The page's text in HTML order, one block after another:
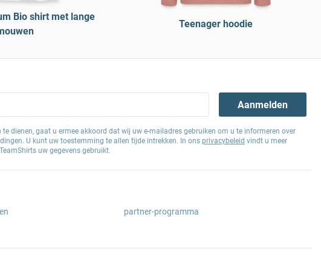
Bio shirt met lange
Teenager hoodie
Aanmelden
te dienen, gaat u ermee akkoord dat wij uw e-mailadres gebruiken om u te informeren over
U kunt uw toestemming te allen tijde intrekken. In ons privacybeleid vindt u meer
uw gegevens gebruikt.
partner-programma